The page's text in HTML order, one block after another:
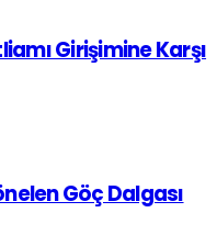
Girişimine Karşı
Göç Dalgası